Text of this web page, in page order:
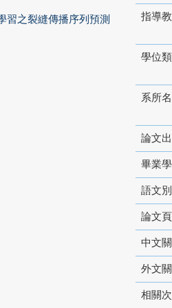
指導
學位
系所
論文
畢業
語文
論文
中文
外文
相關
習之裂縫傳播序列預測